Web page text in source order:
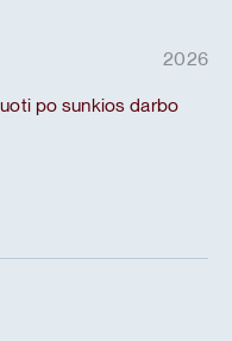
2026
po sunkios darbo